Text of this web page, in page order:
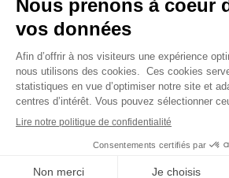
l'intensité de la lubrification est
équipe toutes ses machines d'une
puissante et volumineuse qui est à
machine, avec un bac contenant 5
produisent un jet puissant et
l'outil et la pièce. De quoi travailler